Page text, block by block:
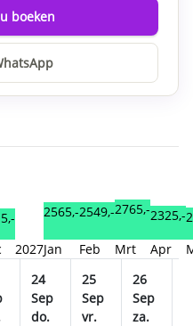
boeken
2027
2565,-
Jan
2549,-
Feb
2765,-
Mrt
2325,-
Apr
24
Sep
do.
25
Sep
vr.
26
Sep
za.